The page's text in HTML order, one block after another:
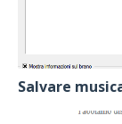
Salvare